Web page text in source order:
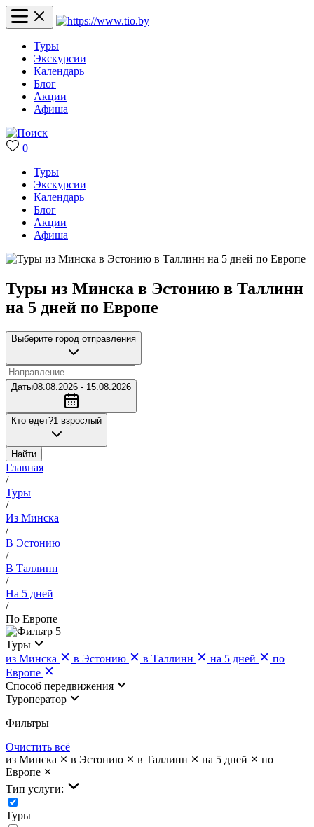
Туры
Экскурсии
Календарь
Блог
Акции
Афиша
0
Туры
Экскурсии
Календарь
Блог
Акции
Афиша
Туры из Минска в Эстонию в Таллинн
на 5 дней по Европе
Выберите город отправления
Даты08.08.2026 - 15.08.2026
Кто едет?1 взрослый
Найти
Главная
/
Туры
/
Из Минска
/
В Эстонию
/
В Таллинн
/
На 5 дней
/
По Европе
5
Туры
из Минска
в Эстонию в Таллинн на 5 дней
по
Европе
Cпособ передвижения
Туроператор
Фильтры
Очистить всё
из Минска
в Эстонию в Таллинн на 5 дней
по
Европе
Тип услуги:
Туры